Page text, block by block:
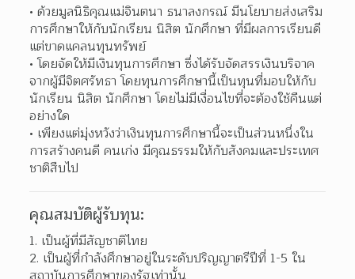
ด้วยมูลนิธิคุณแม่จินตนา ธนาลงกรณ์ มีนโยบายส่งเสริม
การศึกษาให้กับนักเรียน นิสิต นักศึกษา ที่มีผลการเรียนดี
แต่ขาดแคลนทุนทรัพย์
โดยจัดให้มีเงินทุนการศึกษา ซึ่งได้รับจัดสรรเงินบริจาค
จากผู้มีจิตศรัทธา โดยทุนการศึกษานี้เป็นทุนที่มอบให้กับ
นักเรียน นิสิต นักศึกษา โดยไม่มีเงื่อนไขที่จะต้องใช้คืนแต่
อย่างใด
เพียงแต่มุ่งหวังว่าเงินทุนการศึกษานี้จะเป็นส่วนหนึ่งใน
การสร้างคนดี คนเก่ง มีคุณธรรมให้กับสังคมและประเทศ
ชาติสืบไป
คุณสมบัติผู้รับทุน:
1. เป็นผู้ที่มีสัญชาติไทย
2. เป็นผู้ที่กำลังศึกษาอยู่ในระดับปริญญาตรีปีที่ 1-5 ใน